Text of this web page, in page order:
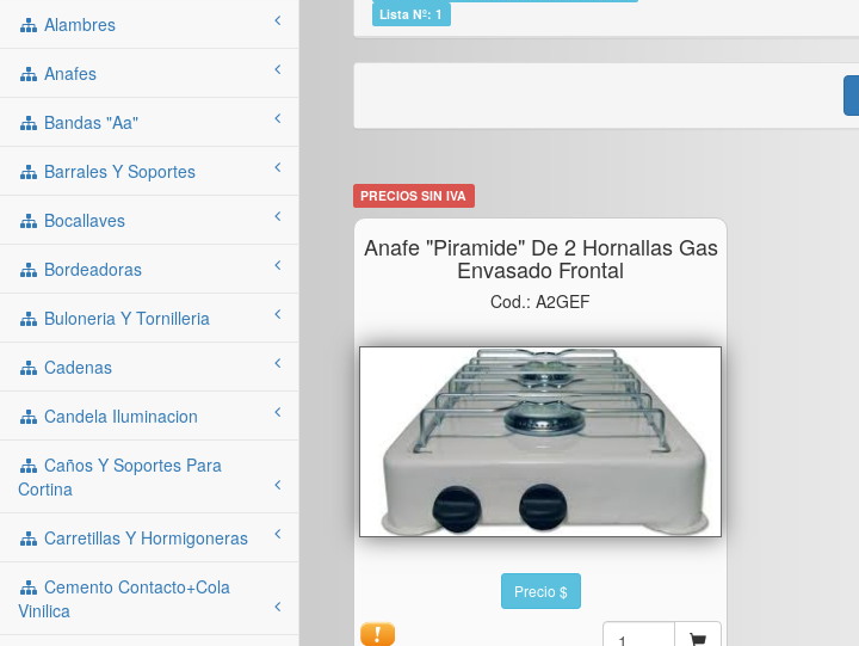
Alambres
Anafes
Bandas "aa"
Barrales Y Soportes
Bocallaves
Bordeadoras
Buloneria Y Tornilleria
Cadenas
Candela Iluminacion
Caños Y Soportes Para
Cortina
Carretillas Y Hormigoneras
Cemento Contacto+cola
Vinilica
Lista Nº: 1
PRECIOS SIN IVA
Anafe "piramide" De 2 Hornallas Gas
Envasado Frontal
Cod.: A2GEF
Precio $